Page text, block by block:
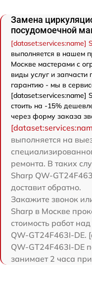
Замена
посудомоечной
[dataset:services:name]
выполняется в нашем
Москве мастерами с
виды услуг и
гарантию - мы в
[dataset:services:name]
стоить на -15%
через форму заказа
выполняется на
ремонта. В таких
Sharp QW-
доставит обратно.
Закажите звонок
Sharp в Москве
стоимость работ
QW-GT24F463I-DE.
QW-GT24F463I-DE
занимает 2 часа